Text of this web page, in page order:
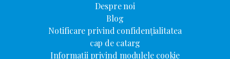
Despre noi
Blog
Notificare privind confidențialitatea
cap de catarg
Informații privind modulele cookie